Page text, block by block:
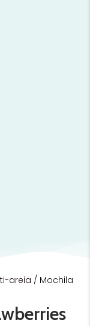
areia / Mochila